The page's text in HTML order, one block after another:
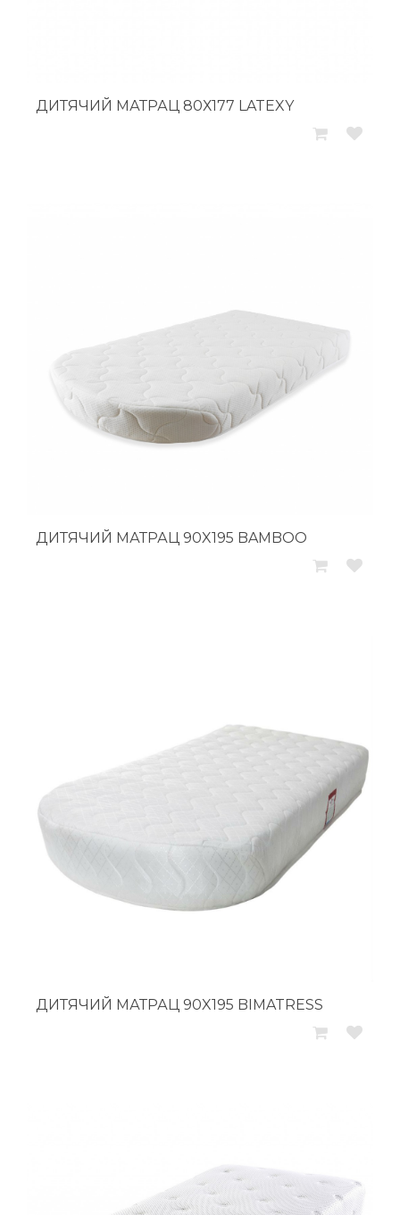
ДИТЯЧИЙ МАТРАЦ 80Х177 LATEXY
ДИТЯЧИЙ МАТРАЦ 90X195 BAMBOO
ДИТЯЧИЙ МАТРАЦ 90X195 BIMATRESS